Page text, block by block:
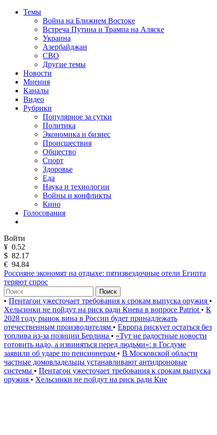
Темы
Война на Ближнем Востоке
Встреча Путина и Трампа на Аляске
Украина
Азербайджан
СВО
Другие темы
Новости
Мнения
Каналы
Видео
Рубрики
Популярное за сутки
Политика
Экономика и бизнес
Происшествия
Общество
Спорт
Здоровье
Еда
Наука и технологии
Войны и конфликты
Кино
Голосования
Войти
¥ 0.52
$ 82.17
€ 94.84
Россияне экономят на отдыхе: пятизвездочные отели Египта
теряют спрос
Поиск
• Пентагон ужесточает требования к срокам выпуска оружия •
Хельсинки не пойдут на риск ради Киева в вопросе Patriot • К
2028 году рынок вина в России будет принадлежать
отечественным производителям • Европа рискует остаться без
топлива из-за позиции Берлина • «Тут не радостные новости
готовить надо, а извиняться перед людьми»: в Госдуме
заявили об ударе по пенсионерам • В Московской области
частные домовладельцы устанавливают антидроновые
системы • Пентагон ужесточает требования к срокам выпуска
оружия • Хельсинки не пойдут на риск ради Кие